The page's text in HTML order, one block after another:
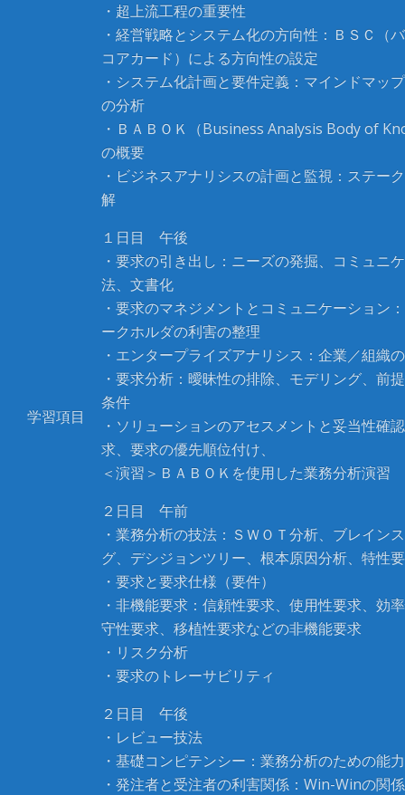
学習項目
・超上流工程の重要性
・経営戦略とシステム化の方向性：ＢＳＣ（
コアカード）による方向性の設定
・システム化計画と要件定義：マインドマッ
の分析
・ＢＡＢＯＫ（Business Analysis Body of
の概要
・ビジネスアナリシスの計画と監視：ステー
解
１日目 午後
・要求の引き出し：ニーズの発掘、コミュニ
法、文書化
・要求のマネジメントとコミュニケーション
ークホルダの利害の整理
・エンタープライズアナリシス：企業／組織
・要求分析：曖昧性の排除、モデリング、前
条件
・ソリューションのアセスメントと妥当性確
求、要求の優先順位付け、
＜演習＞ＢＡＢＯＫを使用した業務分析演習
２日目 午前
・業務分析の技法：ＳＷＯＴ分析、ブレイン
グ、デシジョンツリー、根本原因分析、特性
・要求と要求仕様（要件）
・非機能要求：信頼性要求、使用性要求、効
守性要求、移植性要求などの非機能要求
・リスク分析
・要求のトレーサビリティ
２日目 午後
・レビュー技法
・基礎コンピテンシー：業務分析のための能
・発注者と受注者の利害関係：Win-Winの関